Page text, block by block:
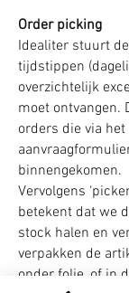
Order picking
Idealiter stuurt
tijdstippen
overzichtelijk
moet ontvangen.
orders die via
binnengekomen.
Vervolgens
betekent dat we
stock halen en
verpakken de
onder folie, of in